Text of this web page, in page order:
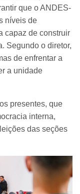
que o ANDES-
níveis de
capaz de construir
Segundo o diretor,
de enfrentar a
a unidade
presentes, que
interna,
das seções